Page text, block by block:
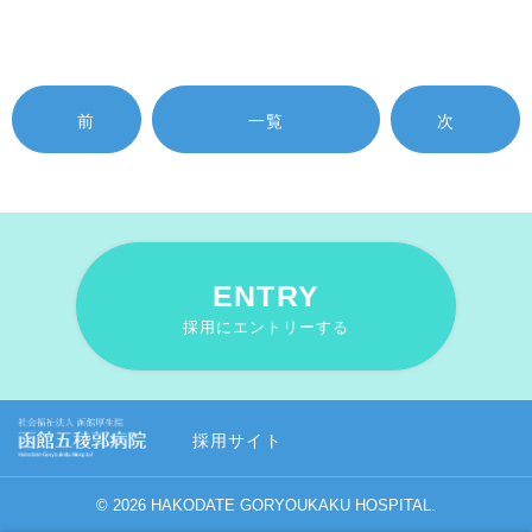
前 一覧 次
ENTRY
採用にエントリーする
採用サイト
© 2026 HAKODATE GORYOUKAKU HOSPITAL.